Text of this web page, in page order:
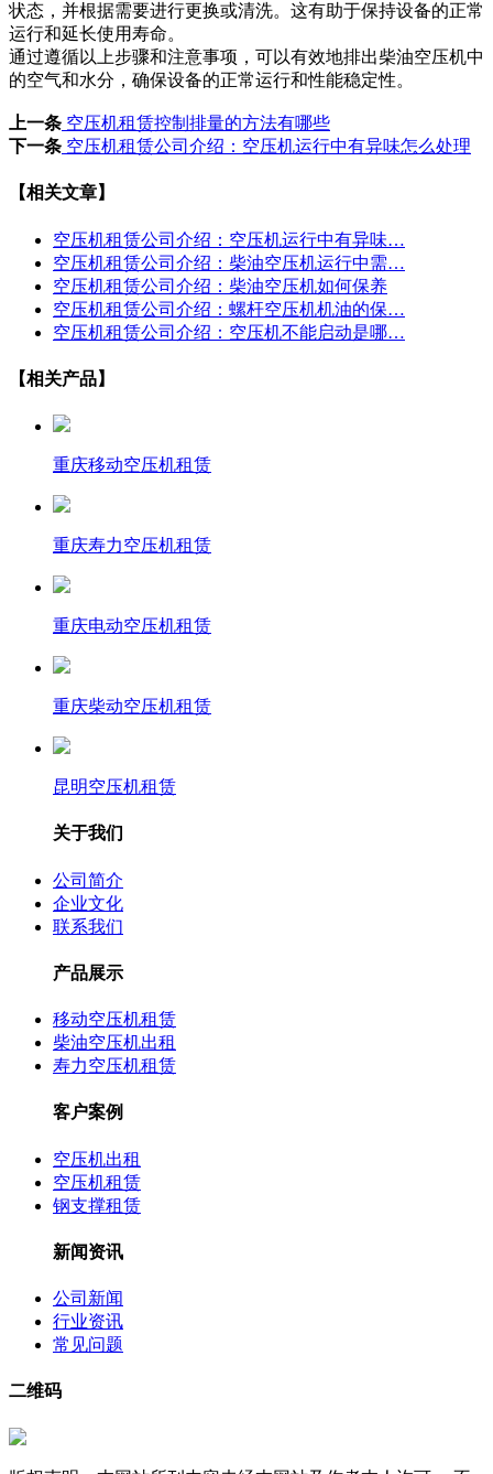
状态，并根据需要进行更换或清洗。这有助于保持设备的正常
运行和延长使用寿命。
通过遵循以上步骤和注意事项，可以有效地排出柴油空压机中
的空气和水分，确保设备的正常运行和性能稳定性。
上一条 空压机租赁控制排量的方法有哪些
下一条 空压机租赁公司介绍：空压机运行中有异味怎么处理
【相关文章】
空压机租赁公司介绍：空压机运行中有异味…
空压机租赁公司介绍：柴油空压机运行中需…
空压机租赁公司介绍：柴油空压机如何保养
空压机租赁公司介绍：螺杆空压机机油的保…
空压机租赁公司介绍：空压机不能启动是哪…
【相关产品】
重庆移动空压机租赁
重庆寿力空压机租赁
重庆电动空压机租赁
重庆柴动空压机租赁
昆明空压机租赁
关于我们
公司简介
企业文化
联系我们
产品展示
移动空压机租赁
柴油空压机出租
寿力空压机租赁
客户案例
空压机出租
空压机租赁
钢支撑租赁
新闻资讯
公司新闻
行业资讯
常见问题
二维码